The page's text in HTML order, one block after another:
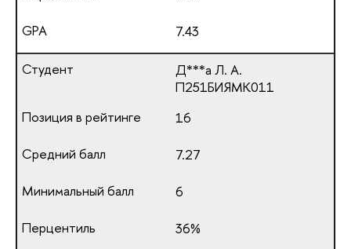
7.43
Д***а Л. А.
П251БИЯМК011
16
7.27
6
36%